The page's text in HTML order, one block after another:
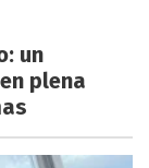
un
plena